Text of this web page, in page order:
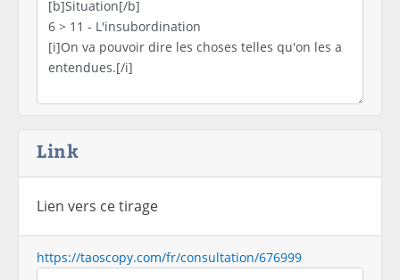
Link
Lien vers ce tirage
https://taoscopy.com/fr/consultation/676999